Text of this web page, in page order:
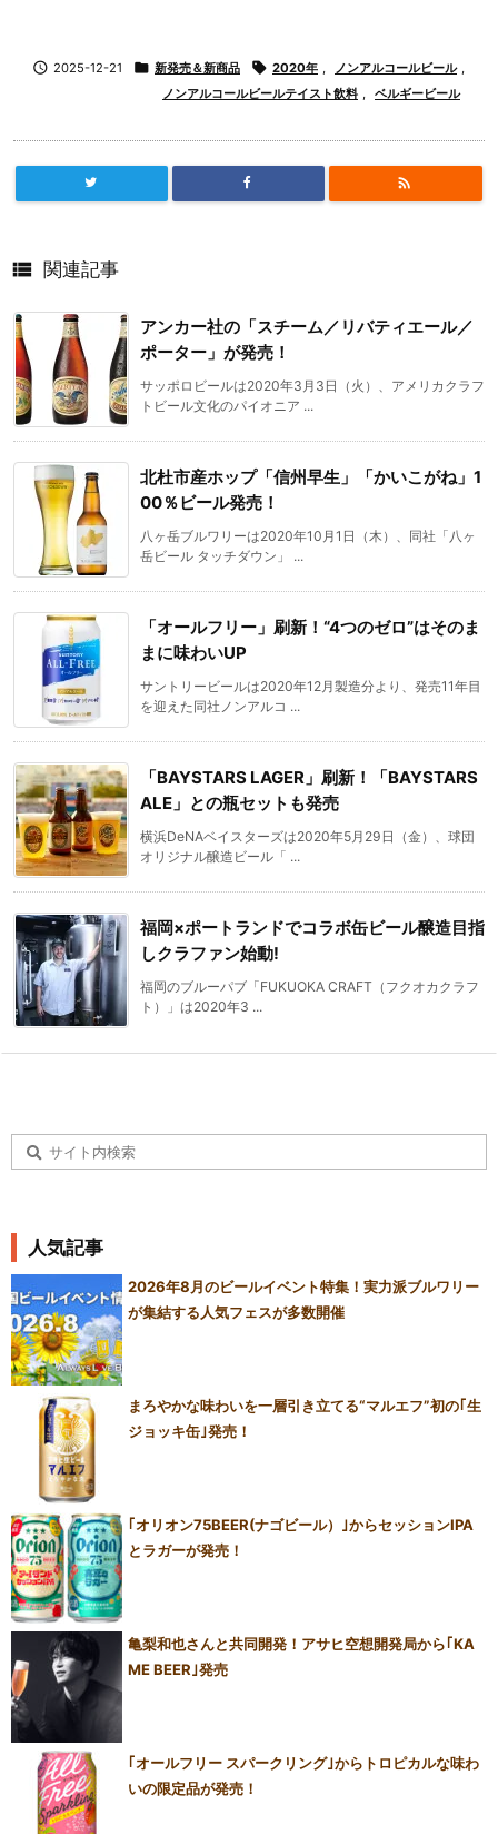
 2025-12-21  新発売＆新商品  2020年 , ノンアルコールビール ,
ノンアルコールビールテイスト飲料 , ベルギービール

 関連記事
アンカー社の「スチーム／リバティエール／
ポーター」が発売！
サッポロビールは2020年3月3日（火）、アメリカクラフ
トビール文化のパイオニア ...
北杜市産ホップ「信州早生」「かいこがね」1
00％ビール発売！
八ヶ岳ブルワリーは2020年10月1日（木）、同社「八ヶ
岳ビール タッチダウン」 ...
「オールフリー」刷新！“4つのゼロ”はそのま
まに味わいUP
サントリービールは2020年12月製造分より、発売11年目
を迎えた同社ノンアルコ ...
「BAYSTARS LAGER」刷新！「BAYSTARS
ALE」との瓶セットも発売
横浜DeNAベイスターズは2020年5月29日（金）、球団
オリジナル醸造ビール「 ...
福岡×ポートランドでコラボ缶ビール醸造目指
しクラファン始動!
福岡のブルーパブ「FUKUOKA CRAFT（フクオカクラフ
ト）」は2020年3 ...
人気記事
2026年8月のビールイベント特集！実力派ブルワリー
が集結する人気フェスが多数開催
まろやかな味わいを一層引き立てる“マルエフ”初の｢生
ジョッキ缶｣発売！
｢オリオン75BEER(ナゴビール）｣からセッションIPA
とラガーが発売！
亀梨和也さんと共同開発！アサヒ空想開発局から｢KA
ME BEER｣発売
｢オールフリー スパークリング｣からトロピカルな味わ
いの限定品が発売！